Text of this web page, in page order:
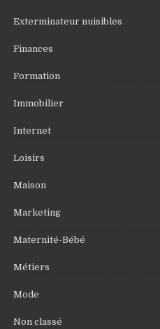
Exterminateur nuisibles
Finances
Formation
Immobilier
Internet
Loisirs
Maison
Marketing
Maternité-Bébé
Métiers
Mode
Non classé